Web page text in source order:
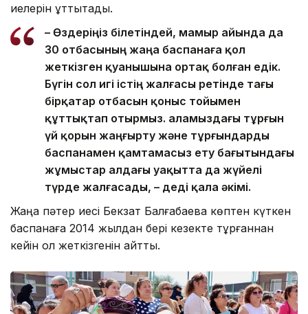
иелерін құттықтады.
– Өздеріңіз білетіндей, мамыр айында да
30 отбасының жаңа баспанаға қол
жеткізген қуанышына ортақ болған едік.
Бүгін сол игі істің жалғасы ретінде тағы
бірқатар отбасын қоныс тойымен
құттықтап отырмыз. Қаламыздағы тұрғын
үй қорын жаңғырту және тұрғындарды
баспанамен қамтамасыз ету бағытындағы
жұмыстар алдағы уақытта да жүйелі
түрде жалғасады, – деді қала әкімі.
Жаңа пәтер иесі Бекзат Балғабаева көптен күткен
баспанаға 2014 жылдан бері кезекте тұрғаннан
кейін қол жеткізгенін айтты.